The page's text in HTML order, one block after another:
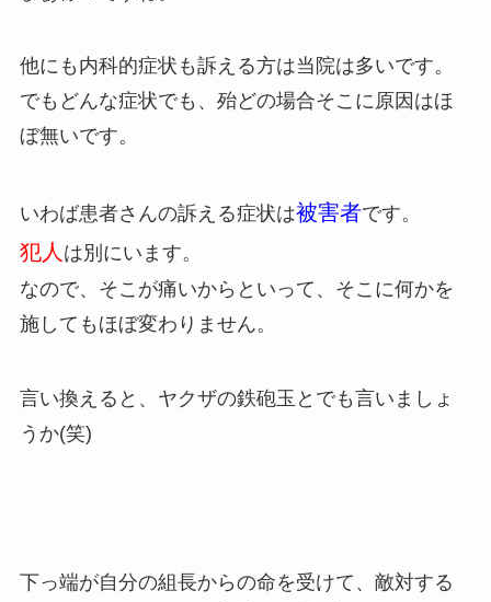
他にも内科的症状も訴える方は当院は多いです。
でもどんな症状でも、殆どの場合そこに原因はほ
ぼ無いです。
いわば患者さんの訴える症状は被害者です。
犯人 は別にいます。
なので、そこが痛いからといって、そこに何かを
施してもほぼ変わりません。
言い換えると、ヤクザの鉄砲玉とでも言いましょ
うか(笑)
下っ端が自分の組長からの命を受けて、敵対する